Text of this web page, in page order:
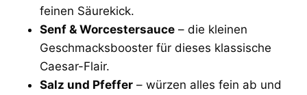
feinen Säurekick.
Senf & Worcestersauce – die kleinen
Geschmacksbooster für dieses klassische
Caesar-Flair.
Salz und Pfeffer – würzen alles fein ab und